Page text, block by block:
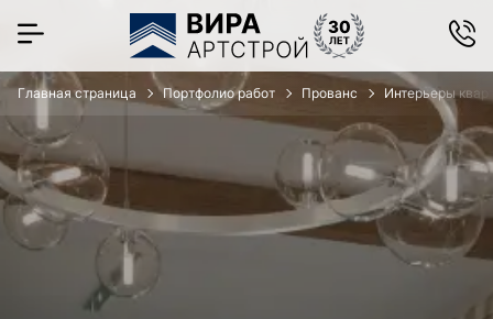
Главная страница Портфолио работ Прованс Интерьеры